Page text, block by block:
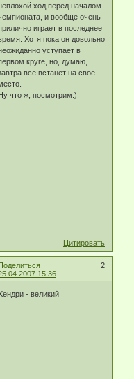
ход перед началом
и вообще очень
играет в последнее
Хотя пока он довольно
уступает в
круге, но, думаю,
все встанет на свое
что ж, посмотрим:)
Цитировать
2
15:36
- великий